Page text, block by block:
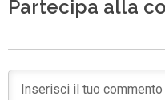
Partecipa alla